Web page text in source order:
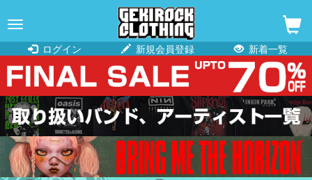
navigation
ログイン
新規会員登録 新着一覧